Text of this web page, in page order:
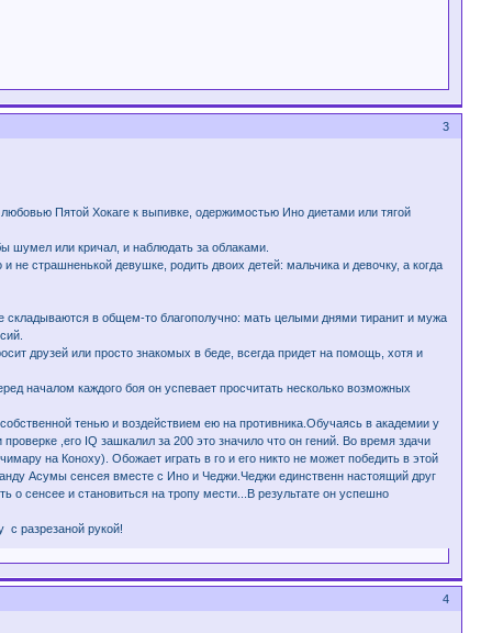
3
Пятой Хокаге к выпивке, одержимостью Ино диетами или тягой
шумел или кричал, и наблюдать за облаками.
страшненькой девушке, родить двоих детей: мальчика и девочку, а когда
в общем-то благополучно: мать целыми днями тиранит и мужа
друзей или просто знакомых в беде, всегда придет на помощь, хотя и
началом каждого боя он успевает просчитать несколько возможных
тенью и воздействием ею на противника.Обучаясь в академии у
,его IQ зашкалил за 200 это значило что он гений. Во время здачи
на Коноху). Обожает играть в го и его никто не может победить в этой
Асумы сенсея вместе с Ино и Чеджи.Чеджи единственн настоящий друг
о сенсее и становиться на тропу мести...В результате он успешно
с разрезаной рукой!
4